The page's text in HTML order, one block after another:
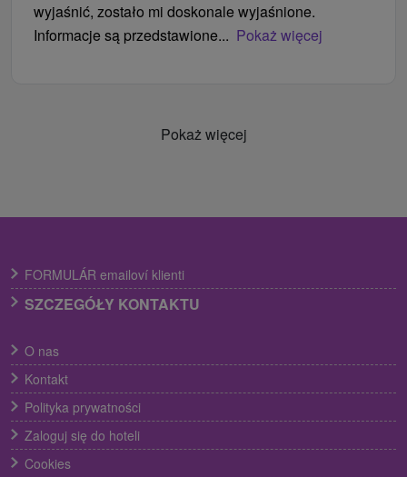
wyjaśnić, zostało mi doskonale wyjaśnione.
Informacje są przedstawione... Pokaż więcej
Pokaż więcej
FORMULÁR emailoví klienti
SZCZEGÓŁY KONTAKTU
O nas
Kontakt
Polityka prywatności
Zaloguj się do hoteli
Cookies